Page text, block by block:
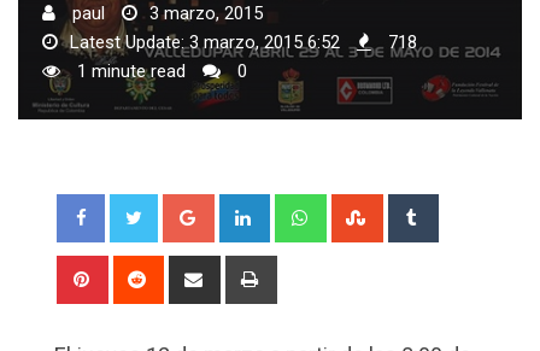
paul
3 marzo, 2015
Latest Update: 3 marzo, 2015 6:52
718
1 minute read
0
Google+ LinkedIn WhatsappStumbleUpon
Pinterest Reddit
Share